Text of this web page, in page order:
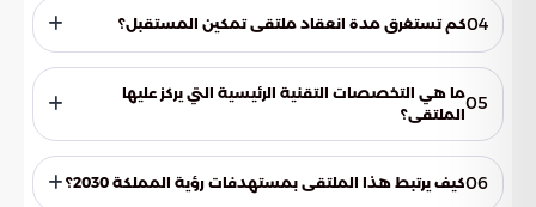
مسؤولية تنظيم هذا الملتقى. ويهدف هذا التنظيم إلى تفعيل
دور الكلية في قيادة الحراك التقني وتأهيل الطلاب للمشاركة الفعالة
04كم تستغرق مدة انعقاد ملتقى تمكين المستقبل؟
هذه الأيام لتقديم محتوى مكثف يتنوع بين الجلسات الحوارية
التخصصية وورش العمل التي تهدف إلى صقل مهارات المشاركين05ما هي التخصصات التقنية الرئيسية التي يركز عليها
الملتقى؟
الاصطناعي، وأمن المعلومات. وتعتبر هذه المجالات الركائز
الأساسية التي يقوم عليها التحول الرقمي المعاصر، وهي
06كيف يرتبط هذا الملتقى بمستهدفات رؤية المملكة 2030؟